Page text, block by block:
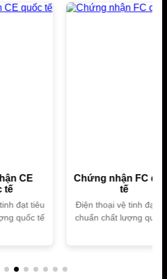
tiêu
tế
Chứng nhận FC quốc
Điện thoại vệ tinh đạt tiêu
chuẩn chất lượng quốc tế